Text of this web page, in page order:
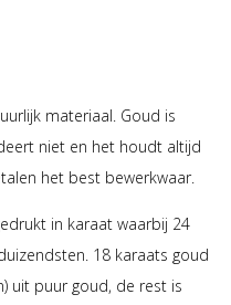
materiaal. Goud is
niet en het houdt altijd
het best bewerkwaar.
in karaat waarbij 24
18 karaats goud
uit puur goud, de rest is